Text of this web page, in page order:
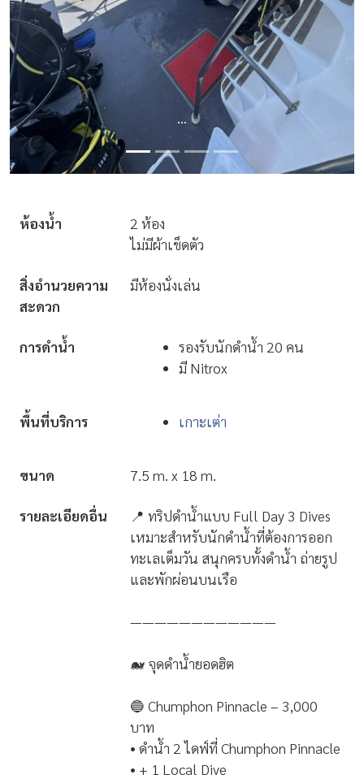
...
ห้องน้ำ
2 ห้อง
ไม่มีผ้าเช็ดตัว
สิ่งอำนวยความ
สะดวก
มีห้องนั่งเล่น
การดำน้ำ
รองรับนักดำน้ำ 20 คน
มี Nitrox
พื้นที่บริการ เกาะเต่า
ขนาด 7.5 m. x 18 m.
รายละเอียดอื่น
📍 ทริปดำน้ำแบบ Full Day 3 Dives
เหมาะสำหรับนักดำน้ำที่ต้องการออก
ทะเลเต็มวัน สนุกครบทั้งดำน้ำ ถ่ายรูป
และพักผ่อนบนเรือ
————————————
🐋 จุดดำน้ำยอดฮิต
🔵 Chumphon Pinnacle – 3,000
บาท
• ดำน้ำ 2 ไดฟ์ที่ Chumphon Pinnacle
• + 1 Local Dive